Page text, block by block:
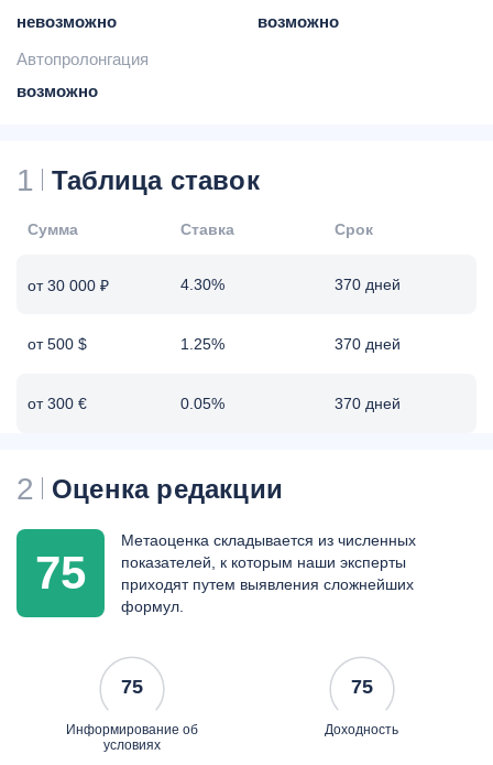
невозможно
возможно
Автопролонгация
возможно
1 Таблица ставок
Сумма Ставка Срок
от 30 000 ₽ 4.30% 370 дней
от 500 $ 1.25% 370 дней
от 300 € 0.05% 370 дней
2 Оценка редакции
75
Метаоценка складывается из численных
показателей, к которым наши эксперты
приходят путем выявления сложнейших
формул.
75
Информирование об
условиях
75
Доходность